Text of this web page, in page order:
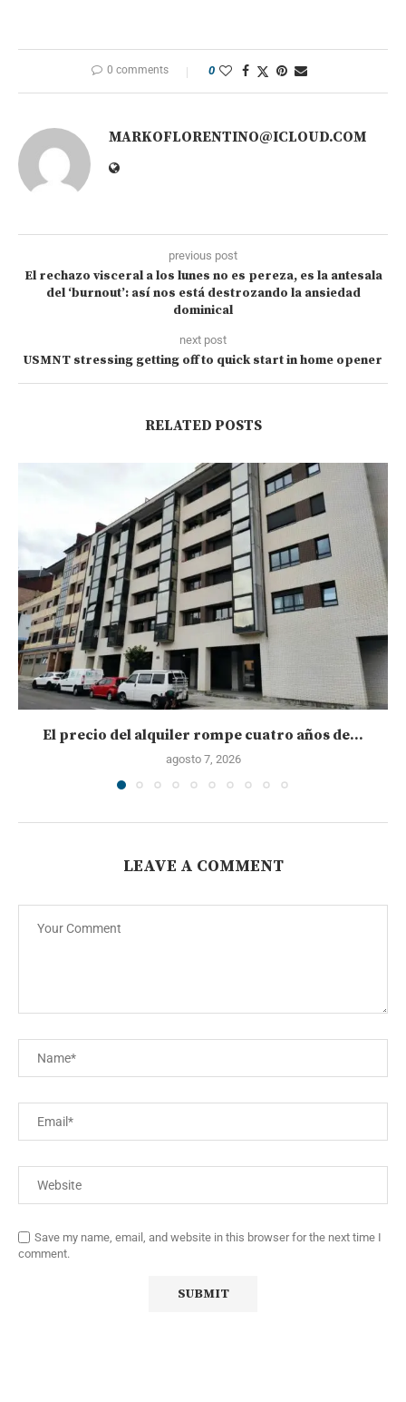
0 comments 0
MARKOFLORENTINO@ICLOUD.COM
previous post
El rechazo visceral a los lunes no es pereza, es la antesala
del ‘burnout’: así nos está destrozando la ansiedad
dominical
next post
USMNT stressing getting off to quick start in home opener
RELATED POSTS
El precio del alquiler rompe cuatro años de...
agosto 7, 2026
LEAVE A COMMENT
Save my name, email, and website in this browser for the next time I
comment.